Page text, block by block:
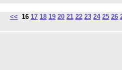
<< 16 17 18 19 20 21 22 23 24 25 26